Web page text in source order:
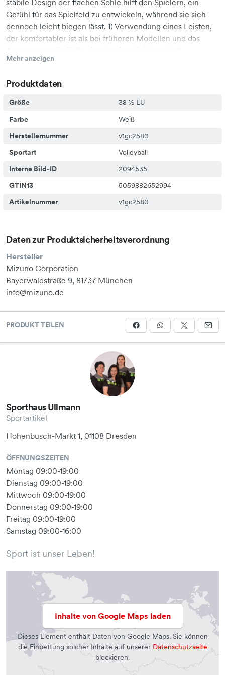
Gefühl für das Spielfeld zu entwickeln, während sie sich
dennoch leicht biegen lässt. 1) Verwendung eines Leisten,
der komfortabler ist als bei früheren Modellen und das
erleichtert. 2) Hochflexibles Sohlen-Design, das
körperliche Stärke noch entwickeln, leicht biegen lässt. 3)
Extrem stabile, flache Sohle, die den Spielern hilft, ein
bekommen. 4) Herausnehmbarer Cup-Einlegesohle, die die
Fußform nachahmt.
Mehr anzeigen
Produktdaten
Größe
38 ½ EU
Farbe
Weiß
Herstellernummer
v1gc2580
Sportart
Volleyball
Interne Bild-ID
2094535
GTIN13
5059882652994
Artikelnummer
v1gc2580
Daten zur Produktsicherheitsverordnung
Hersteller
Mizuno Corporation
Bayerwaldstraße 9, 81737 München
info@mizuno.de
PRODUKT TEILEN
Sporthaus Ullmann
Sportartikel
Hohenbusch-Markt 1, 01108 Dresden
ÖFFNUNGSZEITEN
Montag 09:00-19:00
Dienstag 09:00-19:00
Mittwoch 09:00-19:00
Donnerstag 09:00-19:00
Freitag 09:00-19:00
Samstag 09:00-16:00
Sport ist unser Leben!
Inhalte von Google Maps laden
Dieses Element enthält Daten von Google Maps. Sie können
die Einbettung solcher Inhalte auf unserer Datenschutzseite
blockieren.